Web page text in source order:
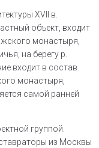
XVII в.
объект, входит
монастыря,
на берегу р.
входит в состав
монастыря,
самой ранней
группой.
из Москвы